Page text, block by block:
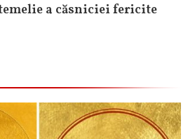
a căsniciei fericite